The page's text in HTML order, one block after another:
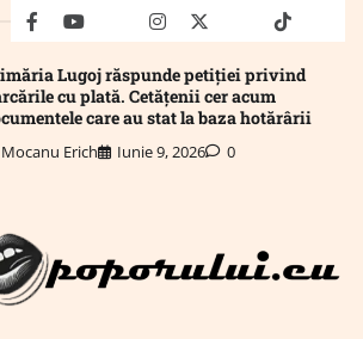
facebookyoutubeMailinstagram
twitter truthtiktok
Lugoj răspunde petiției privind
cu plată. Cetățenii cer acum
care au stat la baza hotărârii
Mocanu Erich Iunie 9, 2026 0